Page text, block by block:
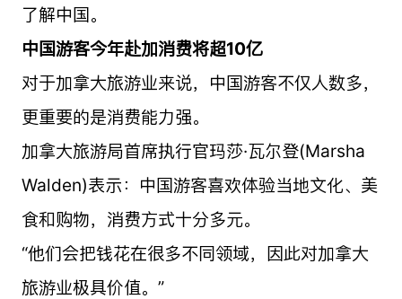
了解中国。
中国游客今年赴加消费将超10亿
对于加拿大旅游业来说，中国游客不仅人数多，
更重要的是消费能力强。
加拿大旅游局首席执行官玛莎·瓦尔登(Marsha
Walden)表示：中国游客喜欢体验当地文化、美
食和购物，消费方式十分多元。
“他们会把钱花在很多不同领域，因此对加拿大
旅游业极具价值。”